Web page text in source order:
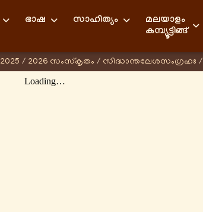
ഭാഷ സാഹിത്യം
മലയാളം
കമ്പ്യൂട്ടിങ്ങ്
2025 / 2026 സംസ്കൃതം / സിദ്ധാന്തലേശസംഗ്രഹഃ /